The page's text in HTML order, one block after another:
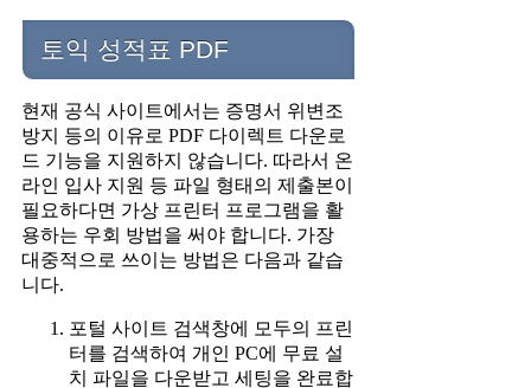
토익 성적표 PDF
현재 공식 사이트에서는 증명서 위변조
방지 등의 이유로 PDF 다이렉트 다운로
드 기능을 지원하지 않습니다. 따라서 온
라인 입사 지원 등 파일 형태의 제출본이
필요하다면 가상 프린터 프로그램을 활
용하는 우회 방법을 써야 합니다. 가장
대중적으로 쓰이는 방법은 다음과 같습
니다.
포털 사이트 검색창에 모두의 프린
터를 검색하여 개인 PC에 무료 설
치 파일을 다운받고 세팅을 완료합